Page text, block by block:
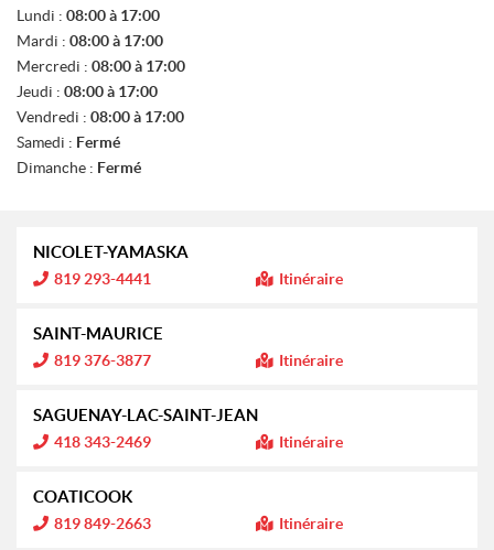
V
N
T
E
S
Lundi : 08:00 à 17:00
Mardi : 08:00 à 17:00
Mercredi : 08:00 à 17:00
Jeudi : 08:00 à 17:00
Vendredi : 08:00 à 17:00
Samedi : Fermé
Dimanche : Fermé
NICOLET-YAMASKA
I
n
o
r
m
a
o
819 293-4441 Itinéraire
SAINT-MAURICE
I
n
o
r
m
a
o
819 376-3877 Itinéraire
SAGUENAY-LAC-SAINT-JEAN
I
n
o
r
m
a
418 343-2469 Itinéraire
COATICOOK
I
n
819 849-2663 Itinéraire